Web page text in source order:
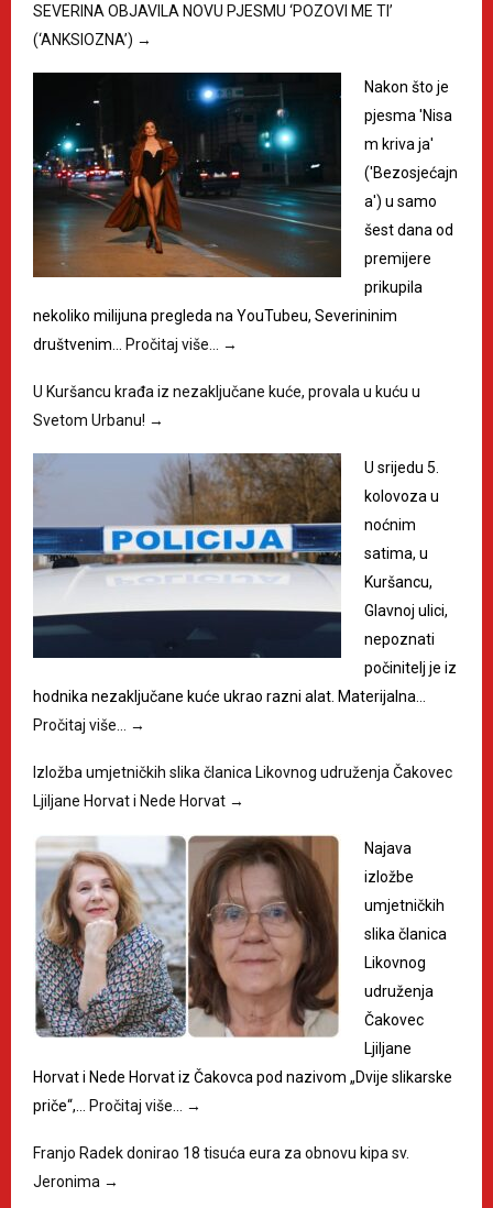
SEVERINA OBJAVILA NOVU PJESMU ‘POZOVI ME TI’
(‘ANKSIOZNA’) →
Nakon što je
pjesma 'Nisa
m kriva ja'
('Bezosjećajn
a') u samo
šest dana od
premijere
prikupila
nekoliko milijuna pregleda na YouTubeu, Severininim
društvenim…
Pročitaj više… →
U Kuršancu krađa iz nezaključane kuće, provala u kuću u
Svetom Urbanu! →
U srijedu 5.
kolovoza u
noćnim
satima, u
Kuršancu,
Glavnoj ulici,
nepoznati
počinitelj je iz
hodnika nezaključane kuće ukrao razni alat. Materijalna…
Pročitaj više…
→
Izložba umjetničkih slika članica Likovnog udruženja Čakovec
Ljiljane Horvat i Nede Horvat →
Najava
izložbe
umjetničkih
slika članica
Likovnog
udruženja
Čakovec
Ljiljane
Horvat i Nede Horvat iz Čakovca pod nazivom „Dvije slikarske
priče“,…
Pročitaj više… →
Franjo Radek donirao 18 tisuća eura za obnovu kipa sv.
Jeronima →